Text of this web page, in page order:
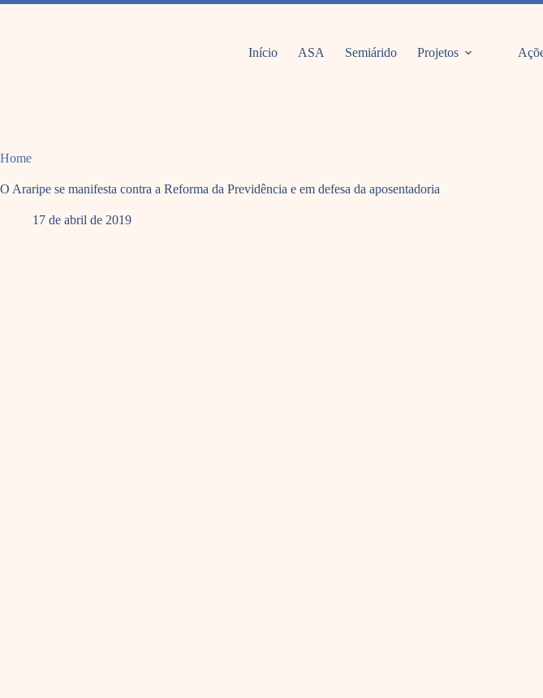
Pular
Início ASA Semiárido Projetos
Home
O Araripe se manifesta contra a Reforma da Previdência e em defesa da aposentadoria
17 de abril de 2019